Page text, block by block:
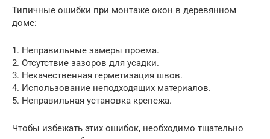
Типичные ошибки при монтаже окон в деревянном
доме:
1. Неправильные замеры проема.
2. Отсутствие зазоров для усадки.
3. Некачественная герметизация швов.
4. Использование неподходящих материалов.
5. Неправильная установка крепежа.
Чтобы избежать этих ошибок, необходимо тщательно